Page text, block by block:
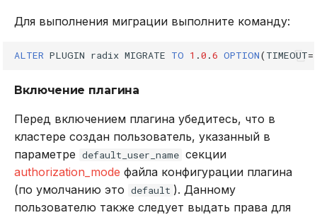
sinterstore
sismember
smembers
smove
spop
srandmember
Для выполнения миграции выполните команду:
ALTER PLUGIN radix MIGRATE TO 1 .0 .6 OPTION(TIMEOUT=
Включение плагина
Перед включением плагина убедитесь, что в
кластере создан пользователь, указанный в
параметре default_user_name секции
authorization_mode файла конфигурации плагина
(по умолчанию это default ). Данному
пользователю также следует выдать права для